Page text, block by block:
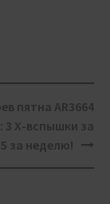
пятна AR3664
3 Х-вспышки за
за неделю!